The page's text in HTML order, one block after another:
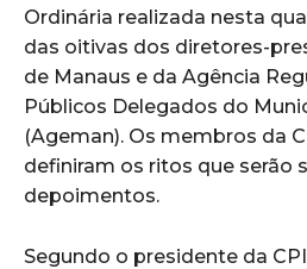
Ordinária realizada nesta
das oitivas dos diretores-
de Manaus e da Agência
Públicos Delegados do
(Ageman). Os membros da
definiram os ritos que serão
depoimentos.
Segundo o presidente da